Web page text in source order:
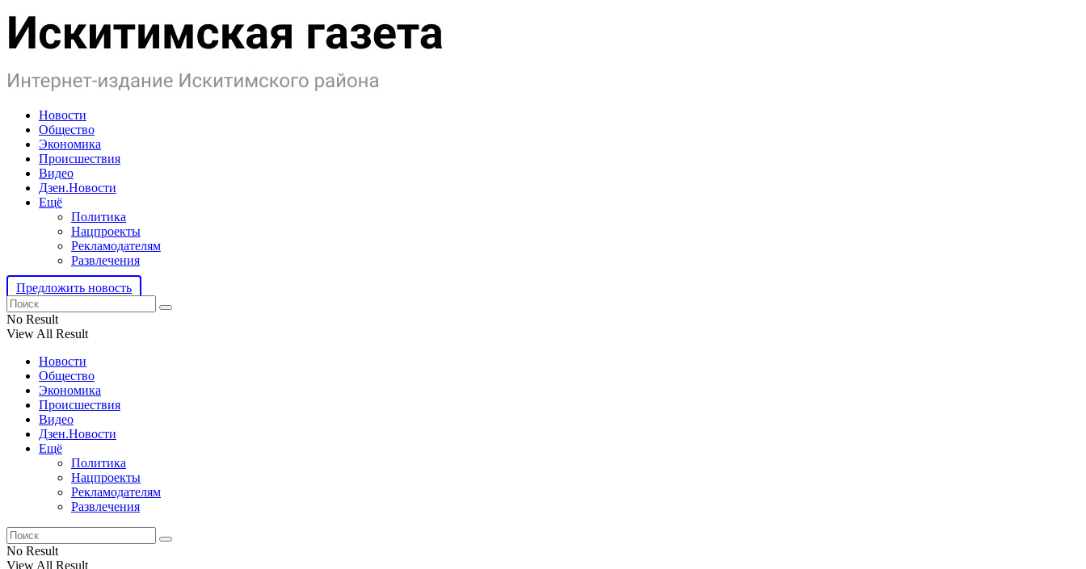
Новости
Общество
Экономика
Происшествия
Видео
Дзен.Новости
Ещё
Политика
Нацпроекты
Рекламодателям
Развлечения
Предложить новость
No Result
View All Result
Новости
Общество
Экономика
Происшествия
Видео
Дзен.Новости
Ещё
Политика
Нацпроекты
Рекламодателям
Развлечения
No Result
View All Result